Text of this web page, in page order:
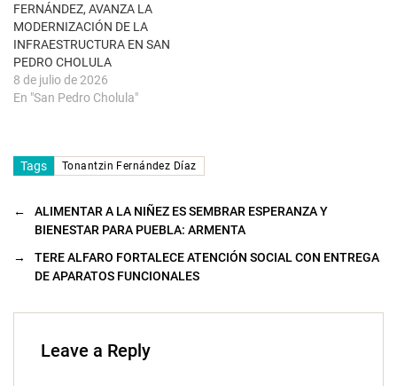
u
e
v
a
)
FERNÁNDEZ, AVANZA LA
MODERNIZACIÓN DE LA
INFRAESTRUCTURA EN SAN
PEDRO CHOLULA
8 de julio de 2026
En "San Pedro Cholula"
Tags Tonantzin Fernández Díaz
←
ALIMENTAR A LA NIÑEZ ES SEMBRAR ESPERANZA Y
BIENESTAR PARA PUEBLA: ARMENTA
→
TERE ALFARO FORTALECE ATENCIÓN SOCIAL CON ENTREGA
DE APARATOS FUNCIONALES
Leave a Reply